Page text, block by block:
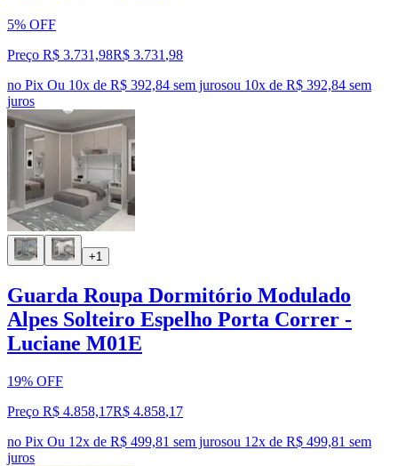
5% OFF
Preço R$ 3.731,98R$ 3.731 ,98
no Pix Ou 10x de R$ 392,84 sem jurosou 10x de R$ 392,84 sem
juros
+1
Guarda Roupa Dormitório Modulado
Alpes Solteiro Espelho Porta Correr -
Luciane M01E
19% OFF
Preço R$ 4.858,17R$ 4.858,17
no Pix Ou 12x de R$ 499,81 sem jurosou 12x de R$ 499,81 sem
juros